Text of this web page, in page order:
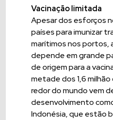
Vacinação limitada
Apesar dos esforços
países para imunizar
marítimos nos portos,
depende em grande
de origem para a
metade dos 1,6
redor do mundo vem
desenvolvimento
Indonésia, que estão